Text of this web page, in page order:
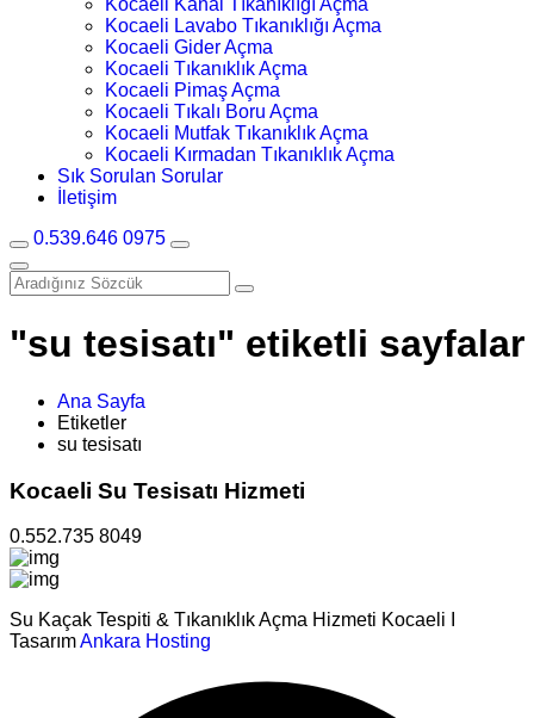
Kocaeli Kanal Tıkanıklığı Açma
Kocaeli Lavabo Tıkanıklığı Açma
Kocaeli Gider Açma
Kocaeli Tıkanıklık Açma
Kocaeli Pimaş Açma
Kocaeli Tıkalı Boru Açma
Kocaeli Mutfak Tıkanıklık Açma
Kocaeli Kırmadan Tıkanıklık Açma
Sık Sorulan Sorular
İletişim
0.539.646 0975
"su tesisatı" etiketli sayfalar
Ana Sayfa
Etiketler
su tesisatı
Kocaeli Su Tesisatı Hizmeti
0.552.735 8049
Su Kaçak Tespiti & Tıkanıklık Açma Hizmeti Kocaeli I
TasarımAnkara Hosting